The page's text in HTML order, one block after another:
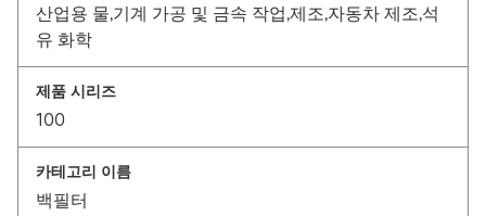
산업용 물,기계 가공 및 금속 작업,제조,자동차 제조,석
유 화학
제품 시리즈
100
카테고리 이름
백필터